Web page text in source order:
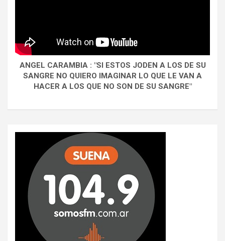
ANGEL CARAMBIA : "SI ESTOS JODEN A LOS DE SU
SANGRE NO QUIERO IMAGINAR LO QUE LE VAN A
HACER A LOS QUE NO SON DE SU SANGRE"